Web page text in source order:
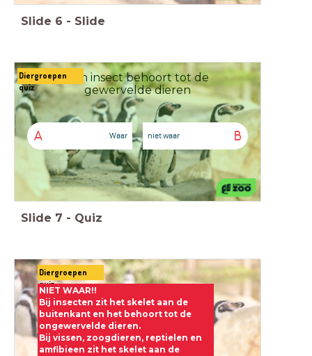
Slide 6 - Slide
Een insect behoort tot de
gewervelde dieren
Diergroepen
quiz
A Waar B
niet waar
Slide 7 - Quiz
Diergroepen
quiz
NIET WAAR!!
Bij insecten zit het skelet aan de
buitenkant en het behoort tot de
ongewervelde dieren.
Bij vissen, zoogdieren, reptielen en
amfibieen zit het skelet aan de